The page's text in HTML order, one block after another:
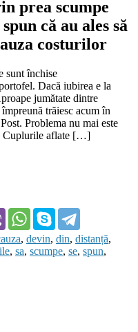
prea scumpe
că au ales să
costurilor
sunt închisepentru
Relațiile
la
distanță
devin
prea
că
au
ales
să
se
Dacă iubirea e la
jumătate dintre
trăiesc acum în
Problema nu mai este
Cuplurile aflate […]
, devin, din, distanță,
, sa, scumpe, se, spun,